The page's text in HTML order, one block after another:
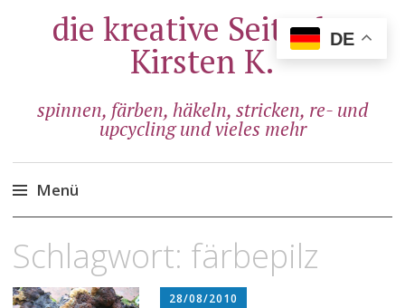
die kreative Seite der
Kirsten K.
spinnen, färben, häkeln, stricken, re- und
upcycling und vieles mehr
Menü
Inhalt
Schlagwort: färbepilz
28/08/2010
DE